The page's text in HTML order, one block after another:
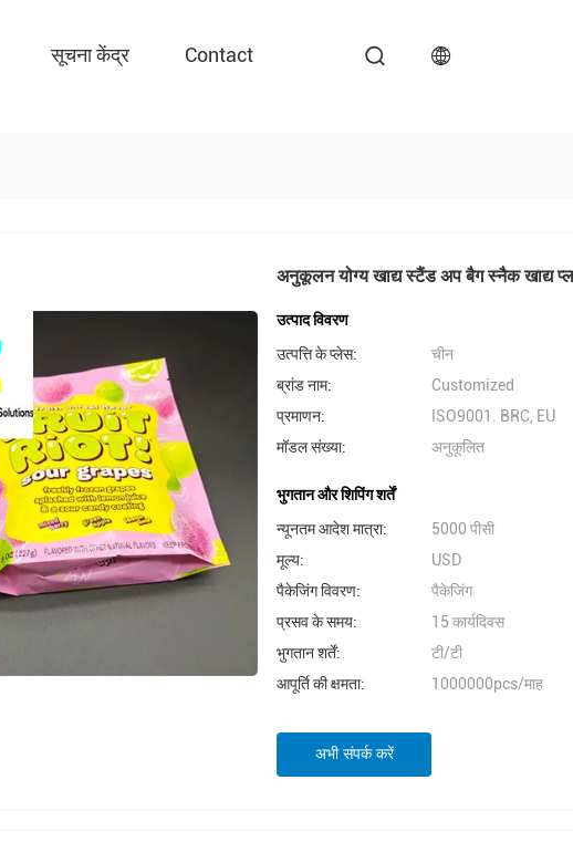
सूचना केंद्र Contact
अनुकूलन योग्य खाद्य स्टैंड अप बैग स्नैक खाद्य
उत्पाद विवरण
उत्पत्ति के प्लेस:
चीन
ब्रांड नाम:
Customized
प्रमाणन:
ISO9001. BRC, EU
मॉडल संख्या:
अनुकूलित
भुगतान और शिपिंग शर्तें
न्यूनतम आदेश मात्रा:
5000 पीसी
मूल्य:
USD
पैकेजिंग विवरण:
पैकेजिंग
प्रसव के समय:
15 कार्यदिवस
भुगतान शर्तें:
टी/टी
आपूर्ति की क्षमता:
1000000pcs/माह
अभी संपर्क करें